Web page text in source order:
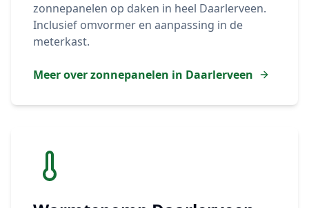
zonnepanelen op daken in heel Daarlerveen.
Inclusief omvormer en aanpassing in de
meterkast.
Meer over zonnepanelen in Daarlerveen